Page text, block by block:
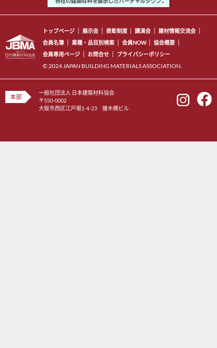
トップページ 展示会 表彰制度 講演会
建材情報交流会
会員名簿
業種・品目別検索 会員NOW
協会概要
会員専用ページ
お問合せ プライバシーポリシー
© 2024 JAPAN BUILDING MATERIALS ASSOCIATION.
本部
一般社団法人 日本建築材料協会
〒550-0002
大阪市西区江戸堀1-4-23 撞木橋ビル